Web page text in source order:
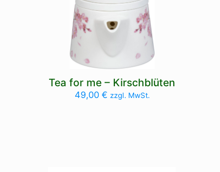
Tea for me – Kirschblüten
49,00 € zzgl. MwSt.